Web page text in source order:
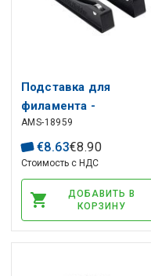
Подставка для
филамента -
двухкомпонентная
AMS-18959
€8.63€8.90
Стоимость с НДС
ДОБАВИТЬ В
КОРЗИНУ